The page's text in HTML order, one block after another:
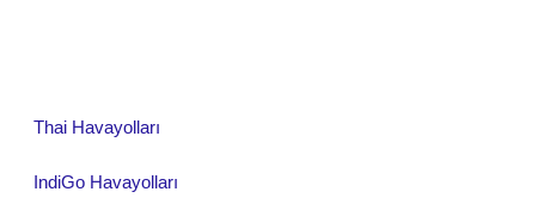
Thai Havayolları
IndiGo Havayolları